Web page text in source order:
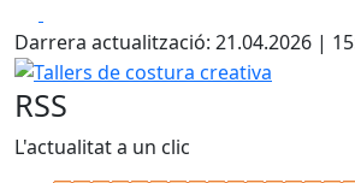
+
−
Darrera actualització: 21.04.2026 |
Tallers de costura creativa
RSS
L'actualitat a un clic